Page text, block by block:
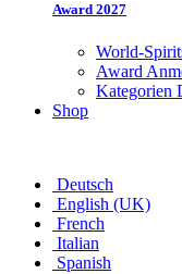
Award 2027
World-
Award
Kategorien
Shop
Deutsch
English (UK)
French
Italian
Spanish